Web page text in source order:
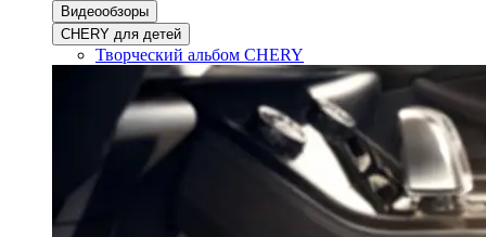
Видеообзоры
CHERY для детей
Творческий альбом CHERY